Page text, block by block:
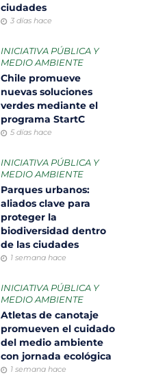
ciudades
3 días hace
INICIATIVA PÚBLICA Y
MEDIO AMBIENTE
Chile promueve
nuevas soluciones
verdes mediante el
programa StartC
5 días hace
INICIATIVA PÚBLICA Y
MEDIO AMBIENTE
Parques urbanos:
aliados clave para
proteger la
biodiversidad dentro
de las ciudades
1 semana hace
INICIATIVA PÚBLICA Y
MEDIO AMBIENTE
Atletas de canotaje
promueven el cuidado
del medio ambiente
con jornada ecológica
1 semana hace